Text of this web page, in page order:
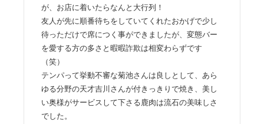
が、お店に着いたらなんと大行列！
友人が先に順番待ちをしていてくれたおかげで少し
待っただけで席につく事ができましたが、変態バー
を愛する方の多さと暇暇詐欺は相変わらずです
（笑）
テンパって挙動不審な菊池さんは良しとして、あら
ゆる分野の天才吉川さんが付きっきりで焼き、美し
い奥様がサービスして下さる鹿肉は流石の美味しさ
でした。